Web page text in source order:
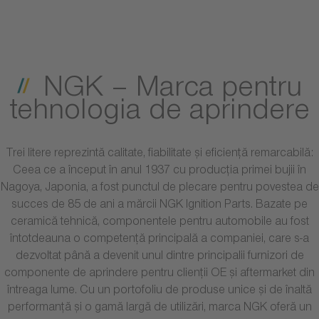
NGK – Marca pentru
tehnologia de aprindere
Trei litere reprezintă calitate, fiabilitate și eficiență remarcabilă:
Ceea ce a început în anul 1937 cu producția primei bujii în
Nagoya, Japonia, a fost punctul de plecare pentru povestea de
succes de 85 de ani a mărcii NGK Ignition Parts. Bazate pe
ceramică tehnică, componentele pentru automobile au fost
întotdeauna o competență principală a companiei, care s-a
dezvoltat până a devenit unul dintre principalii furnizori de
componente de aprindere pentru clienții OE și aftermarket din
întreaga lume. Cu un portofoliu de produse unice și de înaltă
performanță și o gamă largă de utilizări, marca NGK oferă un